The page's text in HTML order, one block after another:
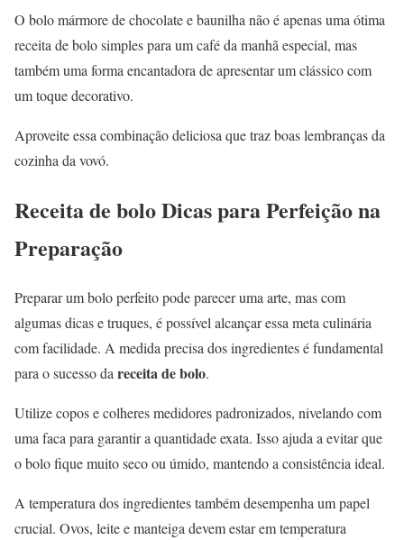
O bolo mármore de chocolate e baunilha não é apenas uma ótima
receita de bolo simples para um café da manhã especial, mas
também uma forma encantadora de apresentar um clássico com
um toque decorativo.
Aproveite essa combinação deliciosa que traz boas lembranças da
cozinha da vovó.
Receita de bolo Dicas para Perfeição na
Preparação
Preparar um bolo perfeito pode parecer uma arte, mas com
algumas dicas e truques, é possível alcançar essa meta culinária
com facilidade. A medida precisa dos ingredientes é fundamental
para o sucesso da receita de bolo.
Utilize copos e colheres medidores padronizados, nivelando com
uma faca para garantir a quantidade exata. Isso ajuda a evitar que
o bolo fique muito seco ou úmido, mantendo a consistência ideal.
A temperatura dos ingredientes também desempenha um papel
crucial. Ovos, leite e manteiga devem estar em temperatura